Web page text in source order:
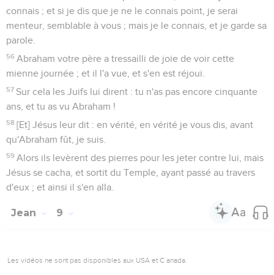
connais ; et si je dis que je ne le connais point, je serai
menteur, semblable à vous ; mais je le connais, et je garde sa
parole.
56 Abraham votre père a tressailli de joie de voir cette
mienne journée ; et il l'a vue, et s'en est réjoui.
57 Sur cela les Juifs lui dirent : tu n'as pas encore cinquante
ans, et tu as vu Abraham !
58 [Et] Jésus leur dit : en vérité, en vérité je vous dis, avant
qu'Abraham fût, je suis.
59 Alors ils levèrent des pierres pour les jeter contre lui, mais
Jésus se cacha, et sortit du Temple, ayant passé au travers
d'eux ; et ainsi il s'en alla.
Jean 9
Les vidéos ne sont pas disponibles aux USA et C anada.